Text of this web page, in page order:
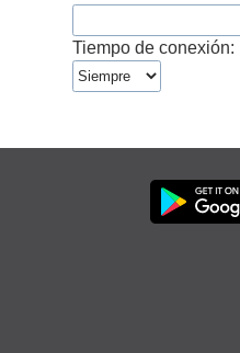
Tiempo de conexión: